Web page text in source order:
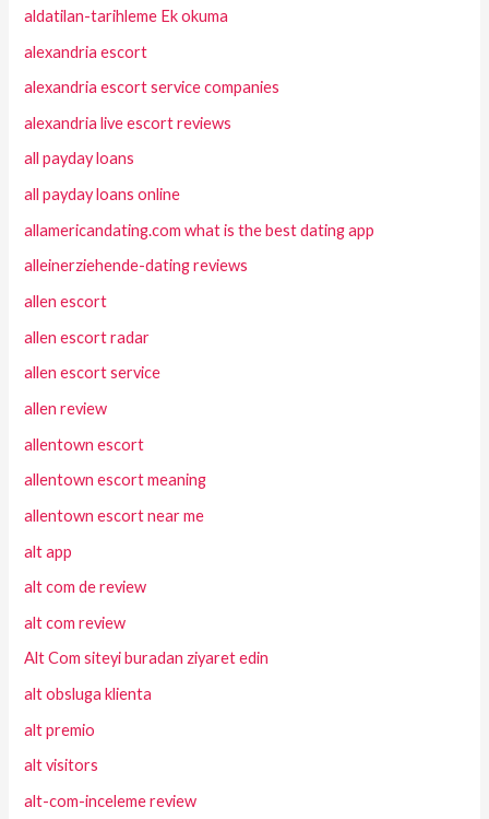
aldatilan-tarihleme Ek okuma
alexandria escort
alexandria escort service companies
alexandria live escort reviews
all payday loans
all payday loans online
allamericandating.com what is the best dating app
alleinerziehende-dating reviews
allen escort
allen escort radar
allen escort service
allen review
allentown escort
allentown escort meaning
allentown escort near me
alt app
alt com de review
alt com review
Alt Com siteyi buradan ziyaret edin
alt obsluga klienta
alt premio
alt visitors
alt-com-inceleme review